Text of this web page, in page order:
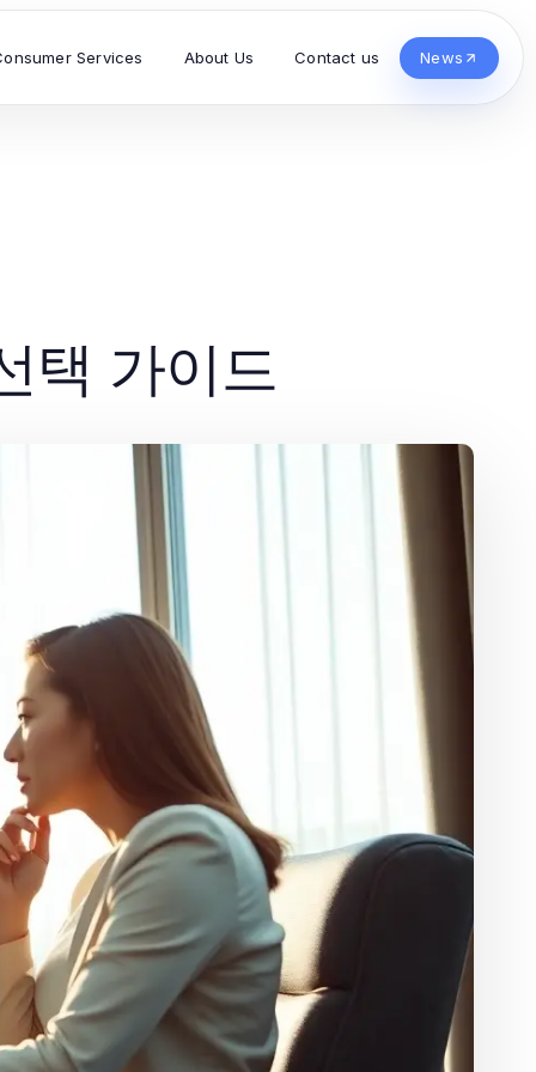
Services About Us Contact us News
택 가이드